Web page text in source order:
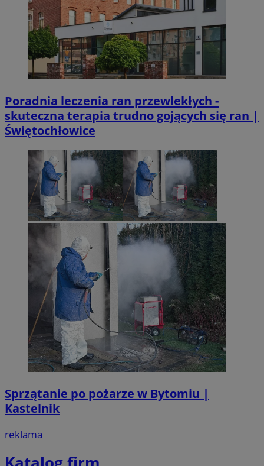
Poradnia leczenia ran przewlekłych -
skuteczna terapia trudno gojących się ran |
Świętochłowice
Sprzątanie po pożarze w Bytomiu |
Kastelnik
reklama